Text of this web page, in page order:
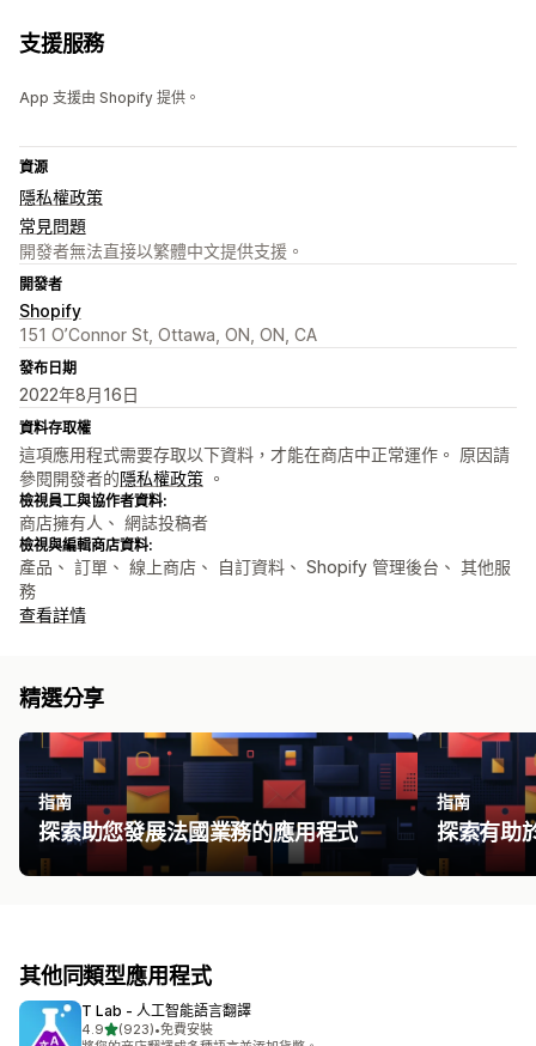
支援服務
App 支援由 Shopify 提供。
資源
隱私權政策
常見問題
開發者無法直接以繁體中文提供支援。
開發者
Shopify
151 O’Connor St, Ottawa, ON, ON, CA
發布日期
2022年8月16日
資料存取權
這項應用程式需要存取以下資料，才能在商店中正常運作。 原因請
參閱開發者的隱私權政策 。
檢視員工與協作者資料:
商店擁有人、 網誌投稿者
檢視與編輯商店資料:
產品、 訂單、 線上商店、 自訂資料、 Shopify 管理後台、 其他服
務
查看詳情
精選分享
指南
探索助您發展法國業務的應用程式
指南
探索有助
其他同類型應用程式
T Lab ‑ 人工智能語言翻譯
4.9滿分 5 顆星
(923)
共有 923 則評價
•免費安裝